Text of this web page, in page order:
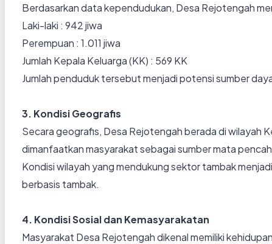
Berdasarkan data kependudukan, Desa Rejotengah
Laki-laki : 942 jiwa
Perempuan : 1.011 jiwa
Jumlah Kepala Keluarga (KK) : 569 KK
Jumlah penduduk tersebut menjadi potensi sumber
3. Kondisi Geografis
Secara geografis, Desa Rejotengah berada di wilayah
dimanfaatkan masyarakat sebagai sumber mata
Kondisi wilayah yang mendukung sektor tambak
berbasis tambak.
4. Kondisi Sosial dan Kemasyarakatan
Masyarakat Desa Rejotengah dikenal memiliki